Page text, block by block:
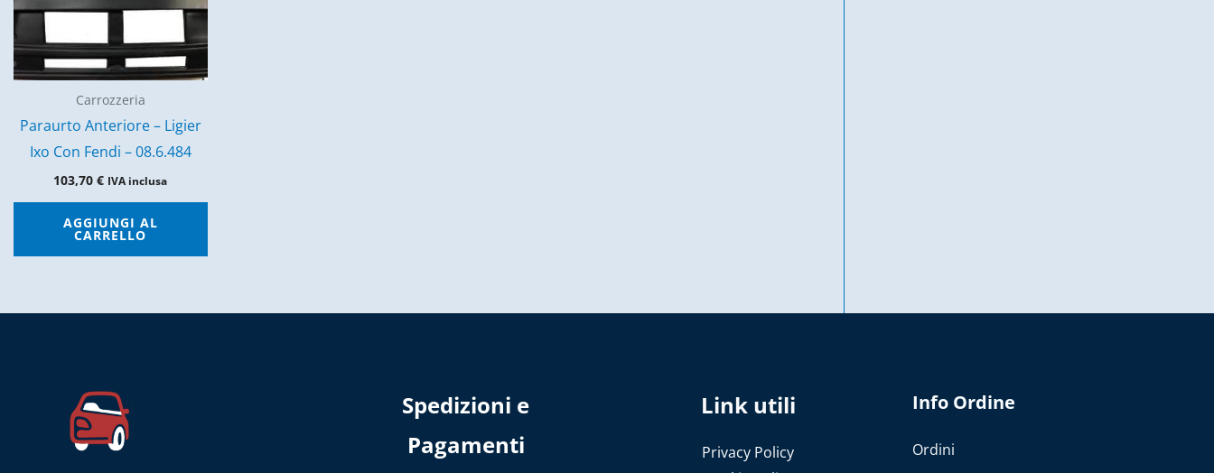
Carrozzeria
Paraurto Anteriore – Ligier
Ixo Con Fendi – 08.6.484
103,70€ IVA inclusa
AGGIUNGI AL
CARRELLO
Spedizioni e
Pagamenti
Link utili
Privacy Policy
Info Ordine
Ordini